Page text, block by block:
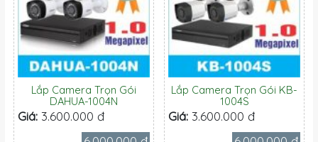
Lắp Camera Trọn Gói
DAHUA-1004N
Giá: 3.600.000 đ
Lắp Camera Trọn Gói KB-
1004S
Giá: 3.600.000 đ